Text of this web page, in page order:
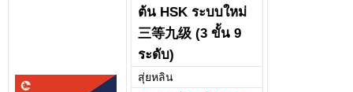
ต้น HSK ระบบใหม่
三等九级 (3 ขั้น 9
ระดับ)
สุ่ยหลิน